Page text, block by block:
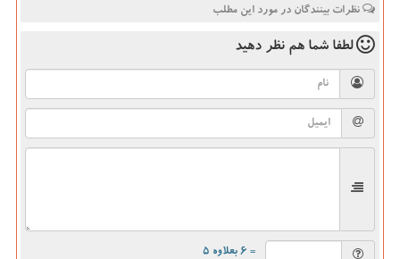
نظرات بینندگان در مورد این مطلب
لطفا شما هم نظر دهید
= ۶ بعلاوه ۵